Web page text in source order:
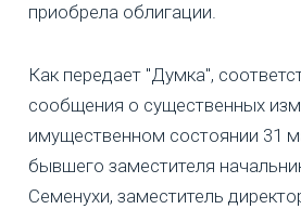
приобрела облигации.
Как передает "Думка",
сообщения о существенных
имущественном состоянии 31
бывшего заместителя
Семенухи, заместитель